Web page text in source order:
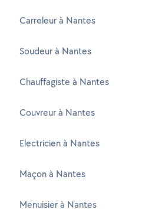
Carreleur à Nantes
Soudeur à Nantes
Chauffagiste à Nantes
Couvreur à Nantes
Electricien à Nantes
Maçon à Nantes
Menuisier à Nantes